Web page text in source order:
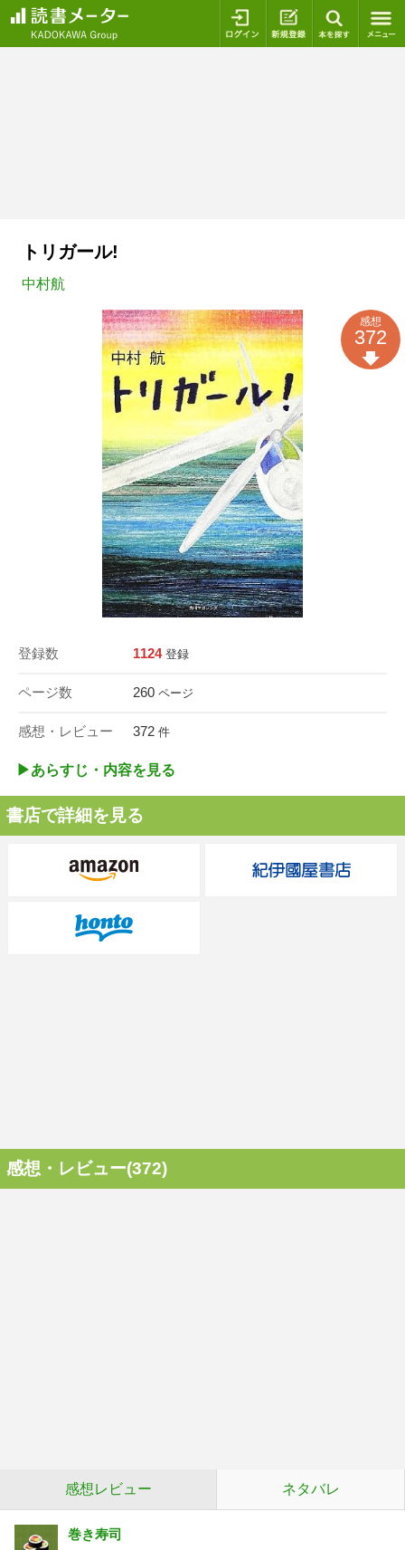
ログイン 新規登録
トリガール!
中村航
登録数 1124 登録
ページ数 260 ページ
感想・レビュー 372 件
感想
372
▶︎あらすじ・内容を見る
書店で詳細を見る
感想・レビュー(372)
感想レビュー ネタバレ
巻き寿司